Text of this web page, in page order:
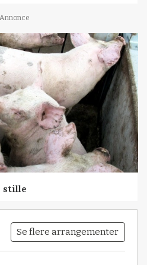
Annonce
stille
Se flere arrangementer